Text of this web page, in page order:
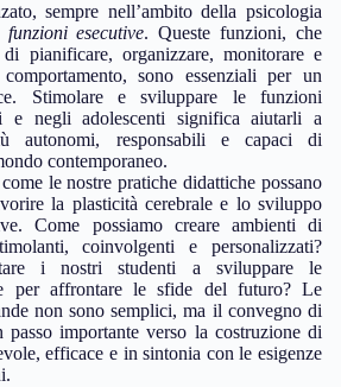
sempre nell’ambito della psicologia
funzioni esecutive. Queste funzioni, che
pianificare, organizzare, monitorare e
sono essenziali per un
Stimolare e sviluppare le funzioni
e negli adolescenti significa aiutarli a
autonomi, responsabili e capaci di
contemporaneo.
le nostre pratiche didattiche possano
la plasticità cerebrale e lo sviluppo
Come possiamo creare ambienti di
coinvolgenti e personalizzati?
i nostri studenti a sviluppare le
per affrontare le sfide del futuro? Le
non sono semplici, ma il convegno di
passo importante verso la costruzione di
efficace e in sintonia con le esigenze